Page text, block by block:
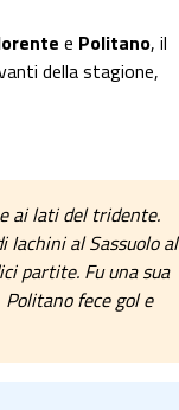
e Politano, il
della stagione,
ai lati del tridente.
Iachini al Sassuolo al
partite. Fu una sua
fece gol e